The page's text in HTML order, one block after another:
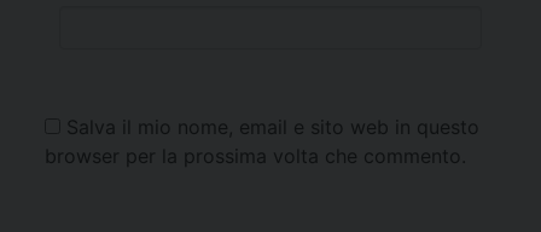
Salva il mio nome, email e sito web in questo
browser per la prossima volta che commento.